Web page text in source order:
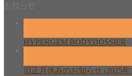
HYPERGEM BODYDOSSIER
旧正月休みのお知らせ (2025